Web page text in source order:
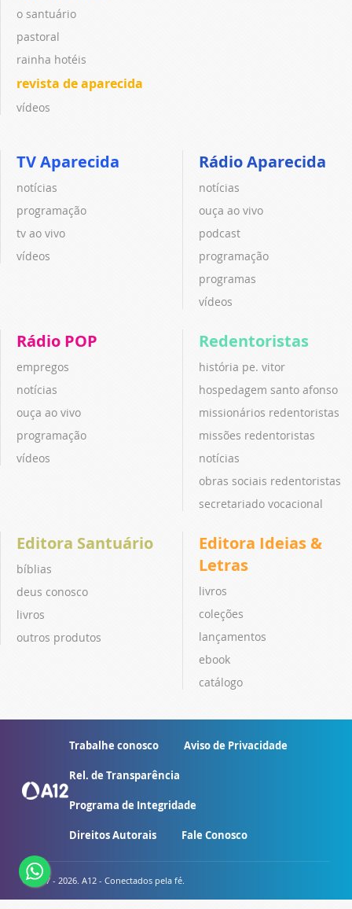
o santuário
pastoral
rainha hotéis
revista de aparecida
vídeos
TV Aparecida
notícias
programação
tv ao vivo
vídeos
Rádio Aparecida
notícias
ouça ao vivo
podcast
programação
programas
vídeos
Rádio POP
empregos
notícias
ouça ao vivo
programação
vídeos
Redentoristas
história pe. vitor
hospedagem santo afonso
missionários redentoristas
missões redentoristas
notícias
obras sociais redentoristas
secretariado vocacional
Editora Santuário
bíblias
deus conosco
livros
outros produtos
Editora Ideias &
Letras
livros
coleções
lançamentos
ebook
catálogo
Trabalhe conosco Aviso de Privacidade
Rel. de Transparência
Programa de Integridade
Direitos Autorais Fale Conosco
© 2007 - 2026. A12 - Conectados pela fé.